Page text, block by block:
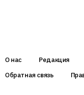
О нас Редакция
Обратная связь